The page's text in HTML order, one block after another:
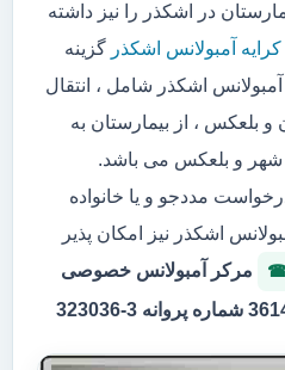
در اشکذر را نیز داشته
کرایه آمبولانس اشکذر گزینه
اشکذر شامل ، انتقال
و بلعکس ، از بیمارستان به
شهر و بلعکس می باشد.
مددجو و یا خانواده
اشکذر نیز امکان پذیر
مرکر آمبولانس خصوصی